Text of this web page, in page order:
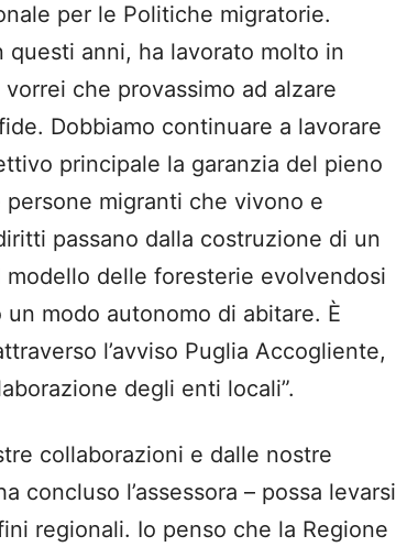
per le Politiche migratorie.
questi anni, ha lavorato molto in
che provassimo ad alzare
Dobbiamo continuare a lavorare
principale la garanzia del pieno
migranti che vivono e
passano dalla costruzione di un
delle foresterie evolvendosi
modo autonomo di abitare. È
l’avviso Puglia Accogliente,
degli enti locali”.
collaborazioni e dalle nostre
concluso l’assessora – possa levarsi
regionali. Io penso che la Regione